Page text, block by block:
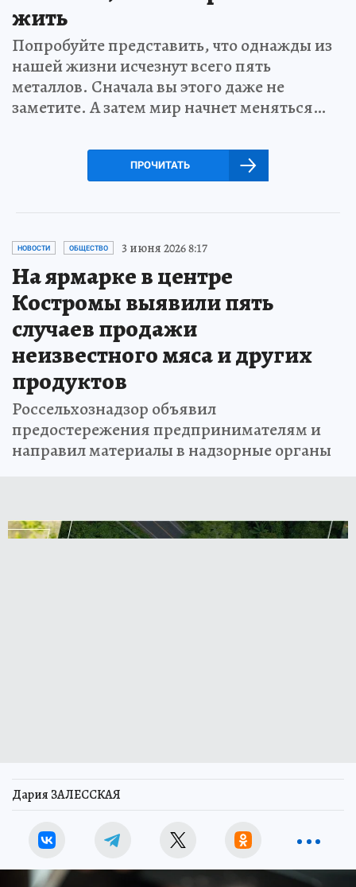
жить
Попробуйте представить, что однажды из
нашей жизни исчезнут всего пять
металлов. Сначала вы этого даже не
заметите. А затем мир начнет меняться…
ПРОЧИТАТЬ
НОВОСТИ ОБЩЕСТВО 3 июня 2026 8:17
На ярмарке в центре
Костромы выявили пять
случаев продажи
неизвестного мяса и других
продуктов
Россельхознадзор объявил
предостережения предпринимателям и
направил материалы в надзорные органы
Дария ЗАЛЕССКАЯ